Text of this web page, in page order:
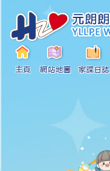
主頁 網站地圖 家課日誌